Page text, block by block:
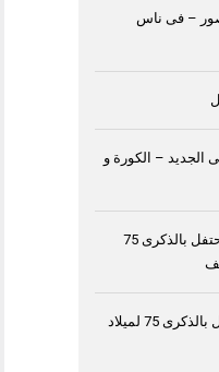
– فى ناس
الجديد – الكورة و
جوجل تحتفل بالذكرى 75
جوجل تحتفل بالذكرى 75 لميلاد